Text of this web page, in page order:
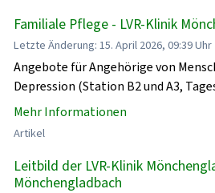
Familiale Pflege - LVR-Klinik
Letzte Änderung: 15. April 2026, 09:39 Uhr
Angebote für Angehörige von
Depression (Station B2 und A3,
Mehr Informationen
Artikel
Leitbild der LVR-Klinik
Mönchengladbach